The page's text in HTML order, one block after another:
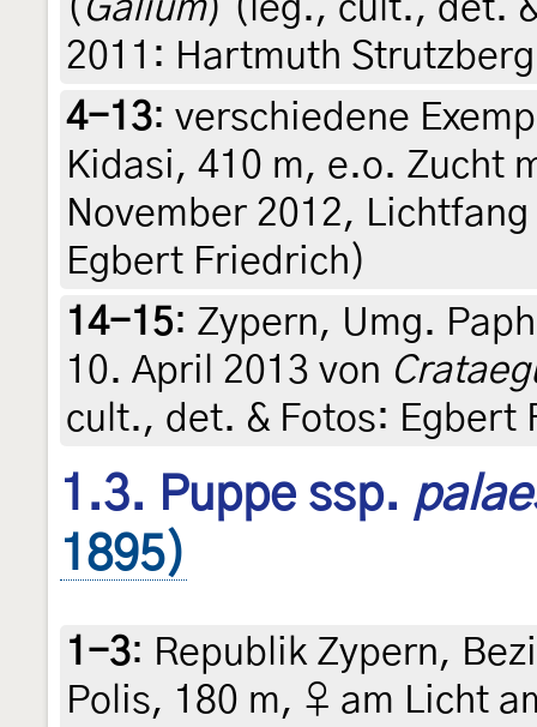
( Galium) (leg., cult., det.
2011: Hartmuth
4-13: verschiedene
Kidasi, 410 m, e.o. Zucht
November 2012,
Egbert Friedrich)
14-15: Zypern, Umg.
10. April 2013 von
cult., det. & Fotos: Egbert
1.3. Puppe ssp.
1895)
1-3: Republik Zypern,
Polis, 180 m, ♀ am Licht